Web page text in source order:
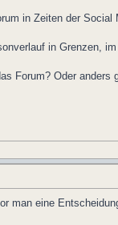
in Zeiten der
in Grenzen,
Forum? Oder
man eine